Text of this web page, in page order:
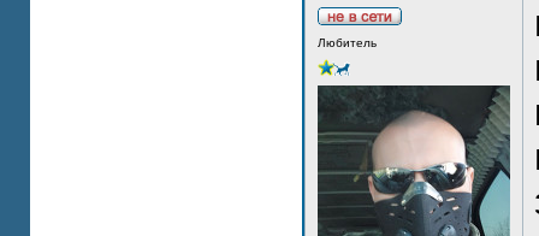
Любитель